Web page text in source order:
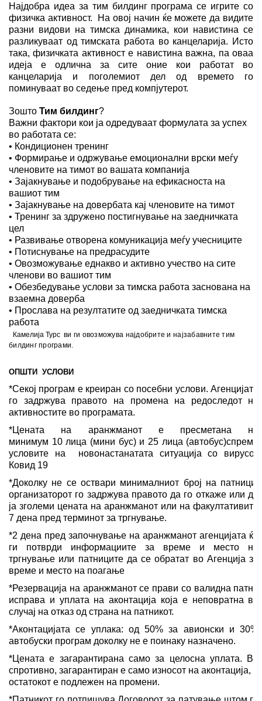
Најдобра идеа за тим билдинг програма се игрите со
физичка активност.
На овој начин ќе можете да видите
разни видови на тимска динамика, кои навистина се
разликуваат од тимската работа во канцеларија. Исто
така, физичката активност е навистина важна, па оваа
идеја е одлична за сите оние кои работат во
канцеларија и поголемиот дел од времето го
поминуваат во седење пред компјутерот.
Зошто Тим билдинг?
Важни фактори кои ја одредуваат формулата за успех
во работата се:
• Кондиционен тренинг
• Формирање и одржување емоционални врски меѓу
членовите на тимот во вашата компанија
• Зајакнување и подобрување на ефикасноста на
вашиот тим
• Зајакнување на довербата кај членовите на тимот
• Тренинг за здружено постигнување на заедничката
цел
• Развивање отворена комуникација меѓу учесниците
• Потиснување на предрасудите
• Овозможување еднакво и активно учество на сите
членови во вашиот тим
• Обезбедување услови за тимска работа заснована на
взаемна доверба
• Прослава на резултатите од заедничката тимска
работа
Камелија Турс ви ги овозможува најдобрите и најзабавните тим
билдинг програми.
ОПШТИ УСЛОВИ
*Секој програм е креиран со посебни услови. Агенцијата
го задржува правото на промена на редоследот на
активностите во програмата.
*Цената на аранжманот е пресметана на
минимум 10 лица (мини бус) и 25 лица (автобус)спрема
условите на новонастанатата ситуација со вирусот
Ковид 19
*Доколку не се оствари минималниот број на патници,
организаторот го задржува правото да го откаже или да
ја зголеми цената на аранжманот или на факултативите
7 дена пред терминот за тргнување.
*2 дена пред започнување на аранжманот агенцијата ќе
ги потврди информациите за време и место на
тргнување или патниците да се обратат во Агенција за
време и место на поагање
*Резервација на аранжманот се прави со валидна патна
исправа и уплата на аконтација која е неповратна во
случај на отказ од страна на патникот.
*Аконтацијата се уплака: од 50% за авионски и 30%
автобуски програм доколку не е поинаку назначено.
*Цената е загарантирана само за целосна уплата. Во
спротивно, загарантиран е само износот на аконтација, а
остатокот е подлежен на промени.